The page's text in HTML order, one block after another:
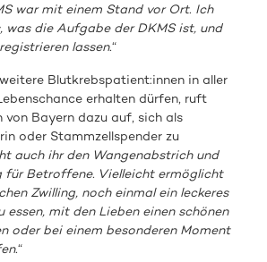
war mit einem Stand vor Ort. Ich
was die Aufgabe der DKMS ist, und
lassen.“
Blutkrebspatient:innen in aller
erhalten dürfen, ruft
von Bayern dazu auf, sich als
oder Stammzellspender zu
auch ihr den Wangenabstrich und
für Betroffene. Vielleicht ermöglicht
Zwilling, noch einmal ein leckeres
essen, mit den Lieben einen schönen
oder bei einem besonderen Moment
“